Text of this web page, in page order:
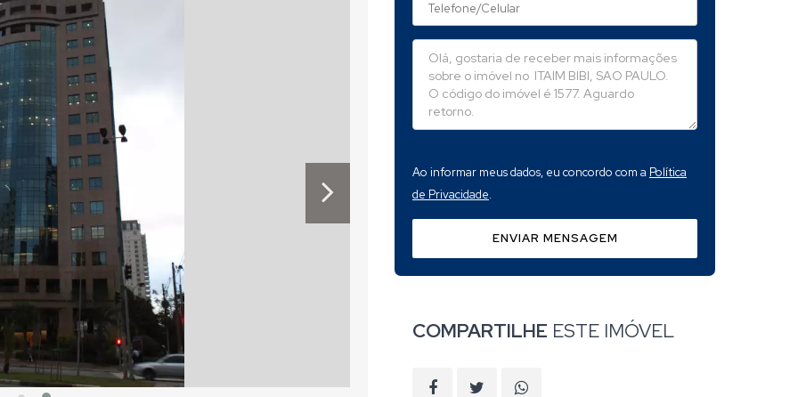
Ao informar meus dados, eu concordo com a Política
de Privacidade.
ENVIAR MENSAGEM
COMPARTILHE ESTE IMÓVEL